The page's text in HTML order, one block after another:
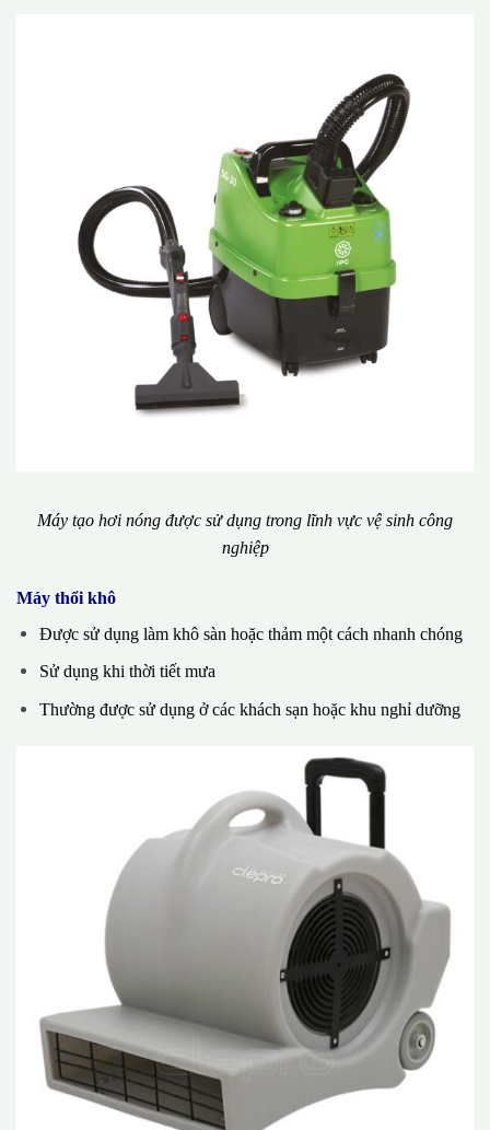
Máy tạo hơi nóng được sử dụng trong lĩnh vực vệ sinh công
nghiệp
Máy thổi khô
Được sử dụng làm khô sàn hoặc thảm một cách nhanh chóng
Sử dụng khi thời tiết mưa
Thường được sử dụng ở các khách sạn hoặc khu nghỉ dưỡng